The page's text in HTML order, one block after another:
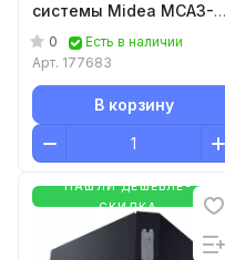
системы Midea MCA3-
NXD0 Free Match MCA3I-
07NXD0/T-MBQ4-03E
0
Есть в наличии
Арт. 177683
В корзину
НАШЛИ ДЕШЕВЛЕ-
СКИДКА